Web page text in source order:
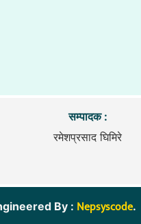
सम्पादक :
रमेशप्रसाद घिमिरे
By : Nepsyscode.